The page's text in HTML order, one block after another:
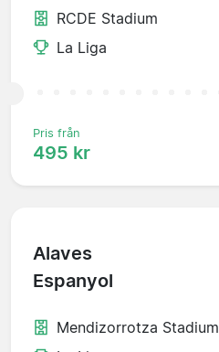
RCDE Stadium
La Liga
Pris från
495 kr
Alaves
Espanyol
Mendizorrotza Stadium